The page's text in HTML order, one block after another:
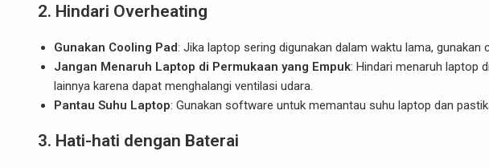
2. Hindari Overheating
Gunakan Cooling Pad: Jika laptop sering digunakan dalam waktu lama,
Jangan Menaruh Laptop di Permukaan yang Empuk: Hindari menaruh laptop
lainnya karena dapat menghalangi ventilasi udara.
Pantau Suhu Laptop: Gunakan software untuk memantau suhu laptop dan
3. Hati-hati dengan Baterai